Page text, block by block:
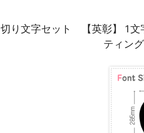
切り文字セット 【英彰】 1文
ティン